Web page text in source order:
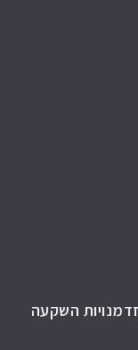
השקעה